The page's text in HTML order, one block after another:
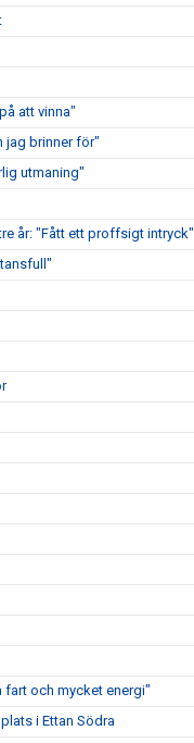
att vinna"
jag brinner för"
utmaning"
år: "Fått ett proffsigt intryck"
fart och mycket energi"
i Ettan Södra